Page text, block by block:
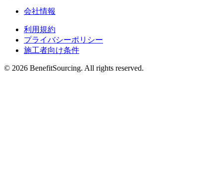
会社情報
利用規約
プライバシーポリシー
施工者向け条件
© 2026 BenefitSourcing. All rights reserved.